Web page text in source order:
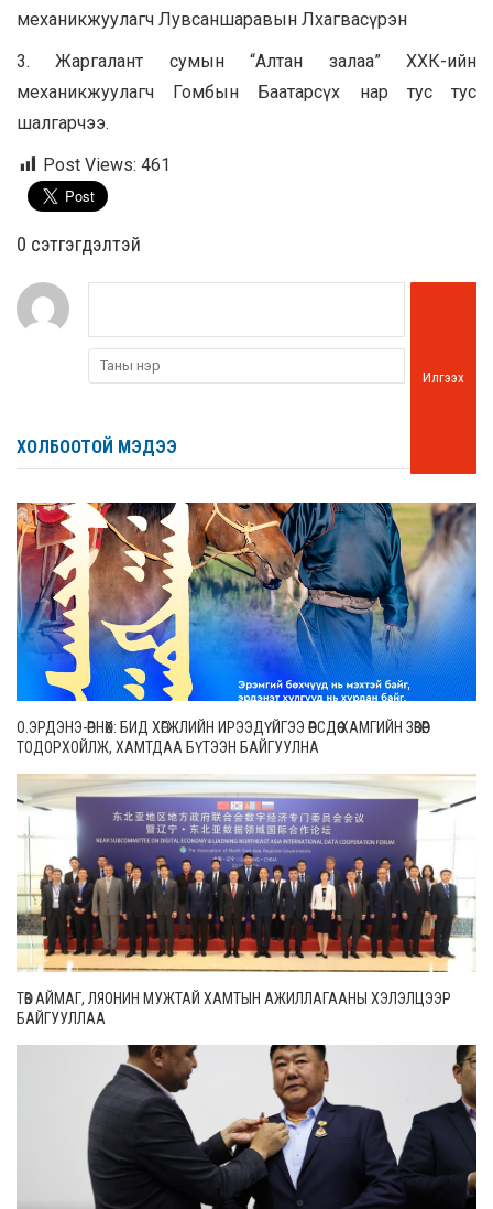
механикжуулагч Лувсаншаравын Лхагвасүрэн
3. Жаргалант сумын “Алтан залаа” ХХК-ийн
механикжуулагч Гомбын Баатарсүх нар тус тус
шалгарчээ.
Post Views: 461
0 cэтгэгдэлтэй
Илгээх
ХОЛБООТОЙ МЭДЭЭ
О.ЭРДЭНЭ-ӨРНӨХ: БИД ХӨГЖЛИЙН ИРЭЭДҮЙГЭЭ ӨӨРСДӨӨ ХАМГИЙН ЗӨВӨӨР
ТОДОРХОЙЛЖ, ХАМТДАА БҮТЭЭН БАЙГУУЛНА
ТӨВ АЙМАГ, ЛЯОНИН МУЖТАЙ ХАМТЫН АЖИЛЛАГААНЫ ХЭЛЭЛЦЭЭР
БАЙГУУЛЛАА